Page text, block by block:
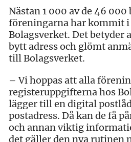
Nästan 1 000 av de 46
föreningarna har kommit
Bolagsverket. Det betyder
bytt adress och glömt
till Bolagsverket.
– Vi hoppas att alla
registeruppgifterna hos
lägger till en digital
postadress. Då kan de få
och annan viktig
det gäller den nya rutinen